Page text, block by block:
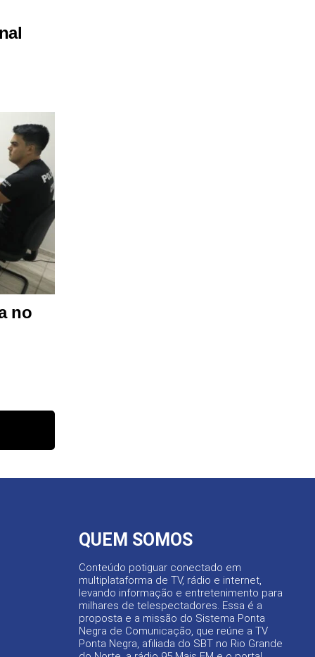
no
QUEM SOMOS
Conteúdo potiguar conectado em
multiplataforma de TV, rádio e internet,
levando informação e entretenimento para
milhares de telespectadores. Essa é a
proposta e a missão do Sistema Ponta
Negra de Comunicação, que reúne a TV
Ponta Negra, afiliada do SBT no Rio Grande